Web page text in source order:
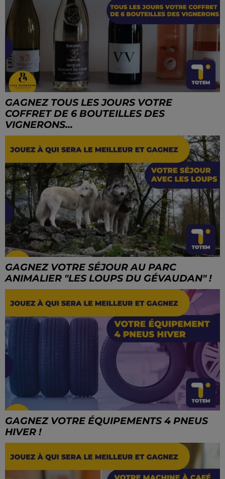
GAGNEZ TOUS LES JOURS VOTRE
COFFRET DE 6 BOUTEILLES DES
VIGNERONS...
GAGNEZ VOTRE SÉJOUR AU PARC
ANIMALIER "LES LOUPS DU GÉVAUDAN" !
GAGNEZ VOTRE ÉQUIPEMENTS 4 PNEUS
HIVER !